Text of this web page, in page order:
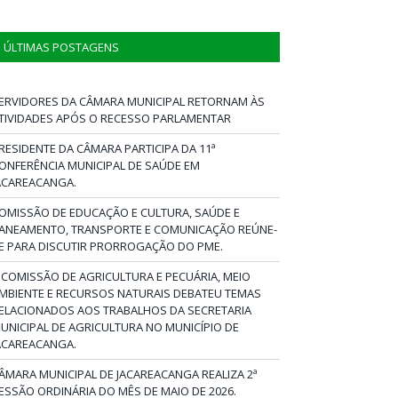
ÚLTIMAS POSTAGENS
DA CÂMARA MUNICIPAL RETORNAM ÀS
APÓS O RECESSO PARLAMENTAR
DA CÂMARA PARTICIPA DA 11ª
MUNICIPAL DE SAÚDE EM
DE EDUCAÇÃO E CULTURA, SAÚDE E
TRANSPORTE E COMUNICAÇÃO REÚNE-
PARA DISCUTIR PRORROGAÇÃO DO PME.
DE AGRICULTURA E PECUÁRIA, MEIO
E RECURSOS NATURAIS DEBATEU TEMAS
AOS TRABALHOS DA SECRETARIA
DE AGRICULTURA NO MUNICÍPIO DE
MUNICIPAL DE JACAREACANGA REALIZA 2ª
ORDINÁRIA DO MÊS DE MAIO DE 2026.